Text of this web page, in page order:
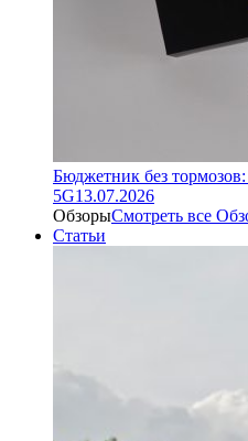
Бюджетник без
5G13.07.2026
ОбзорыСмотреть все
Статьи